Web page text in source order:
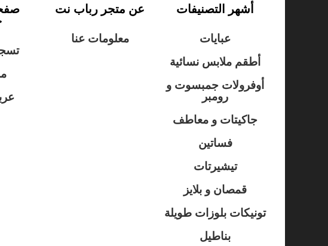
أشهر التصنيفات
عبايات
أطقم ملابس نسائية
أوفرولات جمبسوت و
رومبر
جاكيتات و معاطف
فساتين
تيشيرتات
قمصان و بلايز
تونيكات بلوزات طويلة
بناطيل
عن متجر رباب نت
معلومات عنا